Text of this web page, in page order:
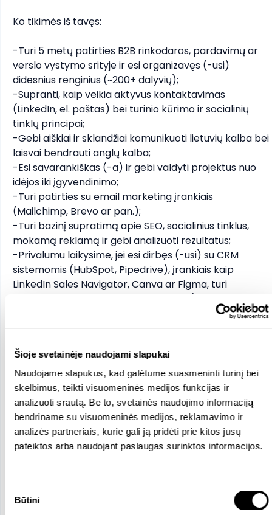
Šioje svetainėje naudojami slapukai
Naudojame slapukus, kad galėtume suasmeninti turinį bei
skelbimus, teikti visuomeninės medijos funkcijas ir
analizuoti srautą. Be to, svetainės naudojimo informaciją
bendriname su visuomeninės medijos, reklamavimo ir
analizės partneriais, kurie gali ją pridėti prie kitos jūsų
pateiktos arba naudojant paslaugas surinktos informacijos.
pasirinkimas
Būtini
Ko tikimės iš tavęs:
-Turi 5 metų patirties B2B rinkodaros, pardavimų ar
verslo vystymo srityje ir esi organizavęs (-usi)
didesnius renginius (~200+ dalyvių);
-Supranti, kaip veikia aktyvus kontaktavimas
(LinkedIn, el. paštas) bei turinio kūrimo ir socialinių
tinklų principai;
-Gebi aiškiai ir sklandžiai komunikuoti lietuvių kalba bei
laisvai bendrauti anglų kalba;
-Esi savarankiškas (-a) ir gebi valdyti projektus nuo
idėjos iki įgyvendinimo;
-Turi patirties su email marketing įrankiais
(Mailchimp, Brevo ar pan.);
-Turi bazinį supratimą apie SEO, socialinius tinklus,
mokamą reklamą ir gebi analizuoti rezultatus;
-Privalumu laikysime, jei esi dirbęs (-usi) su CRM
sistemomis (HubSpot, Pipedrive), įrankiais kaip
LinkedIn Sales Navigator, Canva ar Figma, turi
marketingo automatizavimo ar HTML/landing page
a), gebi prioritetizuoti, išlaikyti fokusą ir siekti rezultato
net intensyvesniais periodais.
Funkcijos ir atsakomybės
Planuosi ir įgyvendinsi B2B rinkodaros kampanijas,
skirtas potencialių klientų pritraukimui ir pardavimų
Kartu su vadovu ir pardavimų komanda formuosi
įmonės matomumą rinkoje, orientuotą į tikslinę